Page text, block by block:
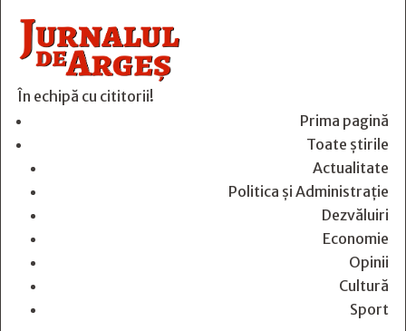
În echipă cu cititorii!
Prima pagină
Toate știrile
Actualitate
Politica și Administrație
Dezvăluiri
Economie
Opinii
Cultură
Sport